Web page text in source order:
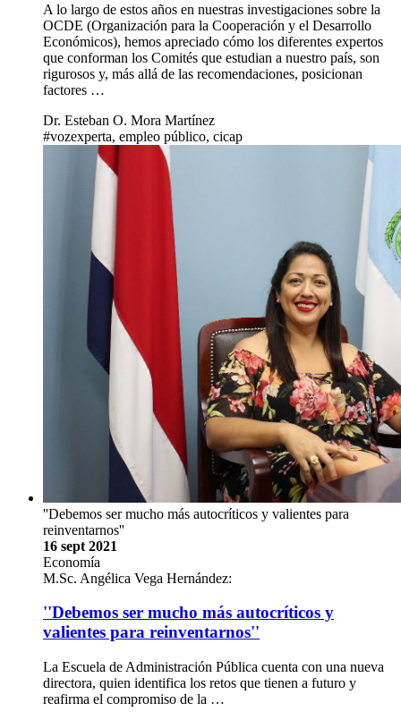
A lo largo de estos años en nuestras investigaciones sobre la
OCDE (Organización para la Cooperación y el Desarrollo
Económicos), hemos apreciado cómo los diferentes expertos
que conforman los Comités que estudian a nuestro país, son
rigurosos y, más allá de las recomendaciones, posicionan
factores …
Dr. Esteban O. Mora Martínez
#vozexperta, empleo público, cicap
''Debemos ser mucho más autocríticos y valientes para
reinventarnos''
16 sept 2021
Economía
M.Sc. Angélica Vega Hernández:
''Debemos ser mucho más autocríticos y
valientes para reinventarnos''
La Escuela de Administración Pública cuenta con una nueva
directora, quien identifica los retos que tienen a futuro y
reafirma el compromiso de la …